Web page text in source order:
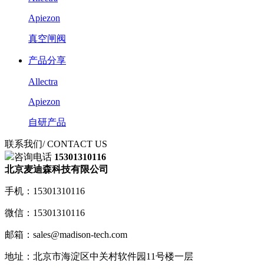
Apiezon
真空闸阀
产品分享
Allectra
Apiezon
自研产品
联系我们/ CONTACT US
咨询电话 15301310116
北京麦迪森科技有限公司
手机：15301310116
微信：15301310116
邮箱：sales@madison-tech.com
地址：北京市海淀区中关村软件园11号楼一层